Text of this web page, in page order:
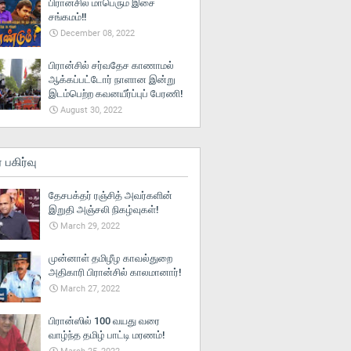
பிரான்சில் மாபெரும் இசை
சங்கமம்!!
December 08, 2022
பிரான்சில் சர்வதேச காணாமல்
ஆக்கப்பட்டோர் நாளான இன்று
இடம்பெற்ற கவனயீர்ப்புப் பேரணி!
August 30, 2022
பகிர்வு
தேசபக்தர் ரஞ்சித் அவர்களின்
இறுதி அஞ்சலி நிகழ்வுகள்!
March 29, 2022
முன்னாள் தமிழீழ காவல்துறை
அதிகாரி பிரான்சில் காலமானார்!
March 27, 2022
பிரான்ஸில் 100 வயது வரை
வாழ்ந்த தமிழ் பாட்டி மரணம்!